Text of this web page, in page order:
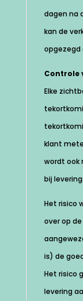
dagen na
kan de
opgezegd
Controle
Elke
klant
wordt ook
bij levering.
Het risico
over op
is) de
Het risico
levering